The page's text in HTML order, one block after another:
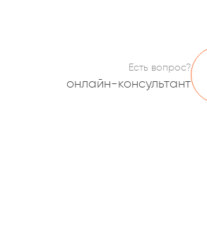
Есть вопрос?
онлайн-консультант